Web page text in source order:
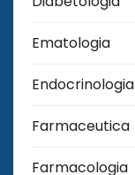
Ematologia
Endocrinologia
Farmaceutica
Farmacologia